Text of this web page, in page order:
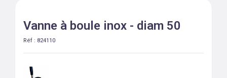
Vanne à boule inox - diam 50
Réf : 824110